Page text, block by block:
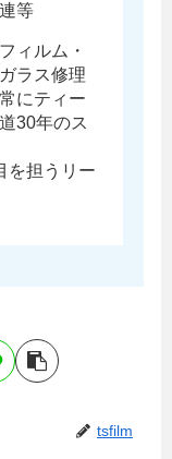
等
ィルム・
ラス修理
にティー
30年のス
を担うリー
tsfilm